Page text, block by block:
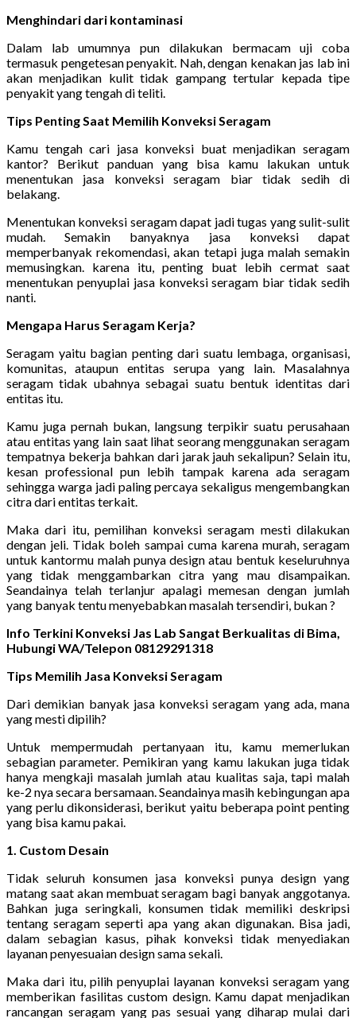
Menghindari dari kontaminasi
Dalam lab umumnya pun dilakukan bermacam uji coba
termasuk pengetesan penyakit. Nah, dengan kenakan jas lab ini
akan menjadikan kulit tidak gampang tertular kepada tipe
penyakit yang tengah di teliti.
Tips Penting Saat Memilih Konveksi Seragam
Kamu tengah cari jasa konveksi buat menjadikan seragam
kantor? Berikut panduan yang bisa kamu lakukan untuk
menentukan jasa konveksi seragam biar tidak sedih di
belakang.
Menentukan konveksi seragam dapat jadi tugas yang sulit-sulit
mudah. Semakin banyaknya jasa konveksi dapat
memperbanyak rekomendasi, akan tetapi juga malah semakin
memusingkan. karena itu, penting buat lebih cermat saat
menentukan penyuplai jasa konveksi seragam biar tidak sedih
nanti.
Mengapa Harus Seragam Kerja?
Seragam yaitu bagian penting dari suatu lembaga, organisasi,
komunitas, ataupun entitas serupa yang lain. Masalahnya
seragam tidak ubahnya sebagai suatu bentuk identitas dari
entitas itu.
Kamu juga pernah bukan, langsung terpikir suatu perusahaan
atau entitas yang lain saat lihat seorang menggunakan seragam
tempatnya bekerja bahkan dari jarak jauh sekalipun? Selain itu,
kesan professional pun lebih tampak karena ada seragam
sehingga warga jadi paling percaya sekaligus mengembangkan
citra dari entitas terkait.
Maka dari itu, pemilihan konveksi seragam mesti dilakukan
dengan jeli. Tidak boleh sampai cuma karena murah, seragam
untuk kantormu malah punya design atau bentuk keseluruhnya
yang tidak menggambarkan citra yang mau disampaikan.
Seandainya telah terlanjur apalagi memesan dengan jumlah
yang banyak tentu menyebabkan masalah tersendiri, bukan ?
Info Terkini Konveksi Jas Lab Sangat Berkualitas di Bima,
Hubungi WA/Telepon 08129291318
Tips Memilih Jasa Konveksi Seragam
Dari demikian banyak jasa konveksi seragam yang ada, mana
yang mesti dipilih?
Untuk mempermudah pertanyaan itu, kamu memerlukan
sebagian parameter. Pemikiran yang kamu lakukan juga tidak
hanya mengkaji masalah jumlah atau kualitas saja, tapi malah
ke-2 nya secara bersamaan. Seandainya masih kebingungan apa
yang perlu dikonsiderasi, berikut yaitu beberapa point penting
yang bisa kamu pakai.
1. Custom Desain
Tidak seluruh konsumen jasa konveksi punya design yang
matang saat akan membuat seragam bagi banyak anggotanya.
Bahkan juga seringkali, konsumen tidak memiliki deskripsi
tentang seragam seperti apa yang akan digunakan. Bisa jadi,
dalam sebagian kasus, pihak konveksi tidak menyediakan
layanan penyesuaian design sama sekali.
Maka dari itu, pilih penyuplai layanan konveksi seragam yang
memberikan fasilitas custom design. Kamu dapat menjadikan
rancangan seragam yang pas sesuai yang diharap mulai dari